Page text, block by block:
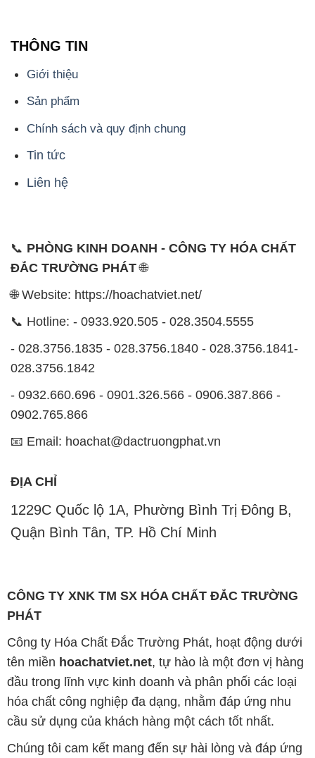
THÔNG TIN
Giới thiệu
Sản phẩm
Chính sách và quy định chung
Tin tức
Liên hệ
📞 PHÒNG KINH DOANH - CÔNG TY HÓA CHẤT
ĐẮC TRƯỜNG PHÁT🌐
🌐 Website: https://hoachatviet.net/
📞 Hotline: - 0933.920.505 - 028.3504.5555
- 028.3756.1835 - 028.3756.1840 - 028.3756.1841-
028.3756.1842
- 0932.660.696 - 0901.326.566 - 0906.387.866 -
0902.765.866
📧 Email: hoachat@dactruongphat.vn
ĐỊA CHỈ
1229C Quốc lộ 1A, Phường Bình Trị Đông B,
Quận Bình Tân, TP. Hồ Chí Minh
CÔNG TY XNK TM SX HÓA CHẤT ĐẮC TRƯỜNG
PHÁT
Công ty Hóa Chất Đắc Trường Phát, hoạt động dưới
tên miền hoachatviet.net, tự hào là một đơn vị hàng
đầu trong lĩnh vực kinh doanh và phân phối các loại
hóa chất công nghiệp đa dạng, nhằm đáp ứng nhu
cầu sử dụng của khách hàng một cách tốt nhất.
Chúng tôi cam kết mang đến sự hài lòng và đáp ứng